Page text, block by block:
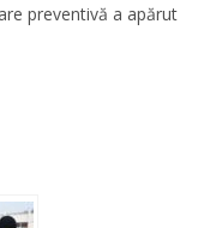
preventivă a apărut